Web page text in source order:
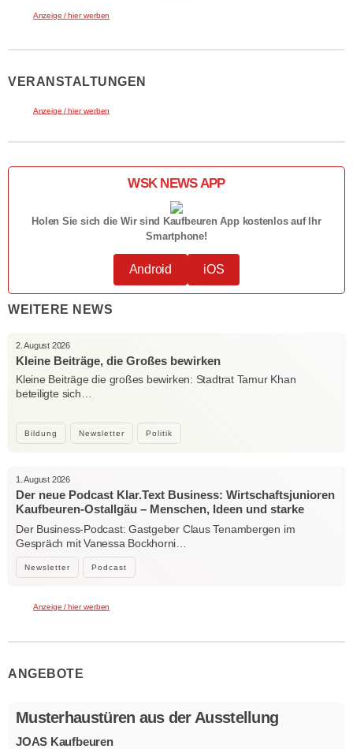
Anzeige / hier werben
VERANSTALTUNGEN
Anzeige / hier werben
WSK NEWS APP
Holen Sie sich die Wir sind Kaufbeuren App kostenlos auf Ihr
Smartphone!
Android iOS
WEITERE NEWS
Bildung Newsletter Politik
2. August 2026
Kleine Beiträge, die Großes bewirken
Kleine Beiträge die großes bewirken: Stadtrat Tamur Khan
beteiligte sich…
Newsletter Podcast
1. August 2026
Der neue Podcast Klar.Text Business: Wirtschaftsjunioren
Kaufbeuren-Ostallgäu – Menschen, Ideen und starke
Verbindungen
Der Business-Podcast: Gastgeber Claus Tenambergen im
Gespräch mit Vanessa Bockhorni…
Anzeige / hier werben
ANGEBOTE
Musterhaustüren aus der Ausstellung
JOAS Kaufbeuren